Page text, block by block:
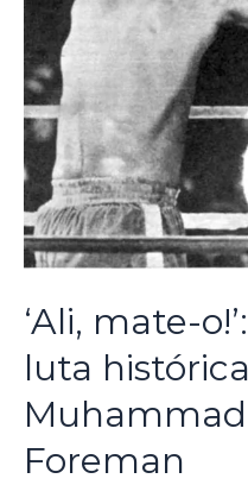
‘Ali, mate-
luta
Foreman